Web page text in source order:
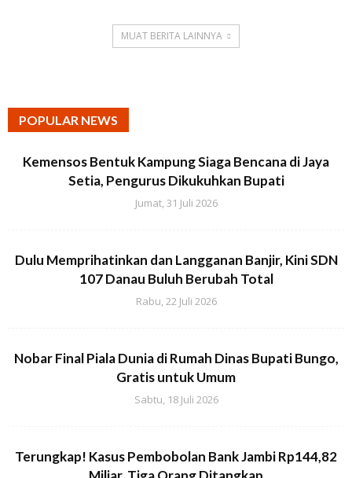
MUAT BERITA LAINNYA
POPULAR NEWS
Kemensos Bentuk Kampung Siaga Bencana di Jaya
Setia, Pengurus Dikukuhkan Bupati
Jumat, 31 Juli 2026
Dulu Memprihatinkan dan Langganan Banjir, Kini SDN
107 Danau Buluh Berubah Total
Rabu, 22 Juli 2026
Nobar Final Piala Dunia di Rumah Dinas Bupati Bungo,
Gratis untuk Umum
Sabtu, 18 Juli 2026
Terungkap! Kasus Pembobolan Bank Jambi Rp144,82